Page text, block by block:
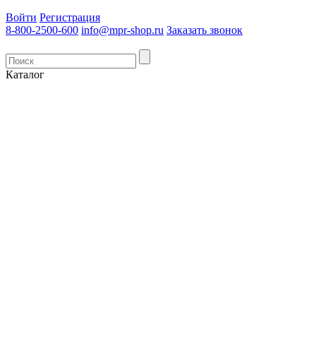
Войти Регистрация
8-800-2500-600 info@mpr-shop.ru Заказать звонок
Каталог